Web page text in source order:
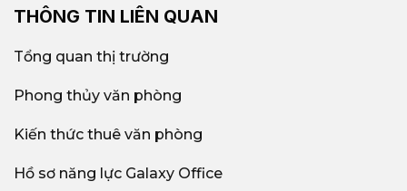
THÔNG TIN LIÊN QUAN
Tổng quan thị trường
Phong thủy văn phòng
Kiến thức thuê văn phòng
Hồ sơ năng lực Galaxy Office